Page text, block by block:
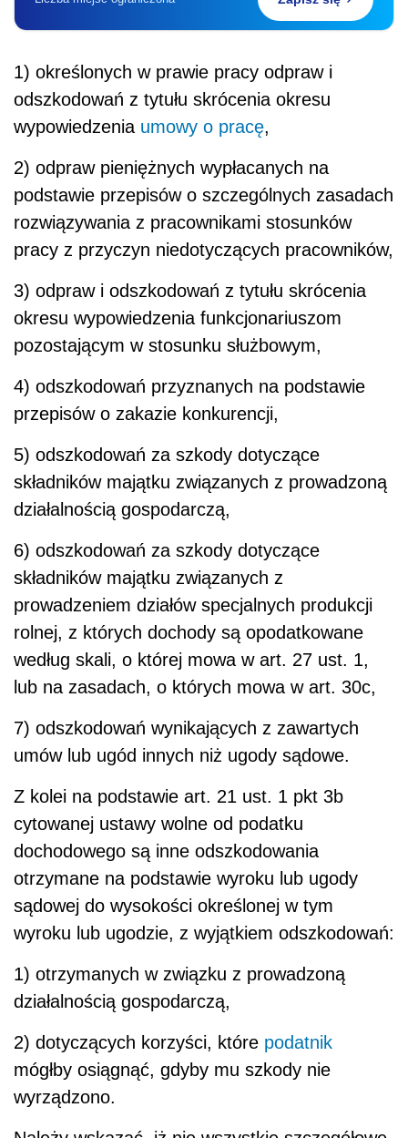
1) określonych w prawie pracy odpraw i
odszkodowań z tytułu skrócenia okresu
wypowiedzenia umowy o pracę,
2) odpraw pieniężnych wypłacanych na
podstawie przepisów o szczególnych zasadach
rozwiązywania z pracownikami stosunków
pracy z przyczyn niedotyczących pracowników,
3) odpraw i odszkodowań z tytułu skrócenia
okresu wypowiedzenia funkcjonariuszom
pozostającym w stosunku służbowym,
4) odszkodowań przyznanych na podstawie
przepisów o zakazie konkurencji,
5) odszkodowań za szkody dotyczące
składników majątku związanych z prowadzoną
działalnością gospodarczą,
6) odszkodowań za szkody dotyczące
składników majątku związanych z
prowadzeniem działów specjalnych produkcji
rolnej, z których dochody są opodatkowane
według skali, o której mowa w art. 27 ust. 1,
lub na zasadach, o których mowa w art. 30c,
7) odszkodowań wynikających z zawartych
umów lub ugód innych niż ugody sądowe.
Z kolei na podstawie art. 21 ust. 1 pkt 3b
cytowanej ustawy wolne od podatku
dochodowego są inne odszkodowania
otrzymane na podstawie wyroku lub ugody
sądowej do wysokości określonej w tym
wyroku lub ugodzie, z wyjątkiem odszkodowań:
1) otrzymanych w związku z prowadzoną
działalnością gospodarczą,
2) dotyczących korzyści, które podatnik
mógłby osiągnąć, gdyby mu szkody nie
wyrządzono.